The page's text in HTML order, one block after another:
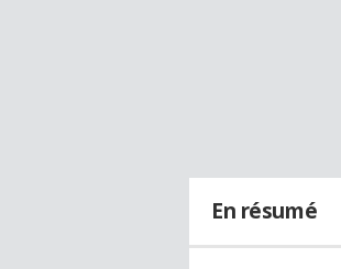
En résumé